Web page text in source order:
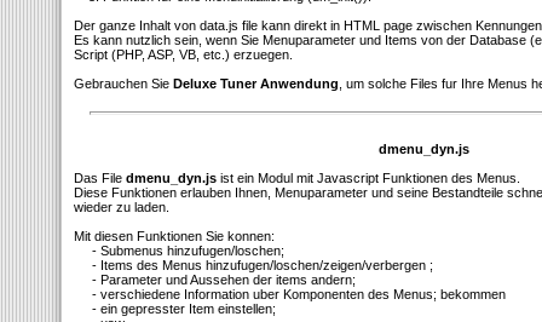
Der ganze Inhalt von data.js file kann direkt in HTML page zwischen
Es kann nutzlich sein, wenn Sie Menuparameter und Items von der Database
Script (PHP, ASP, VB, etc.) erzuegen.
Gebrauchen Sie Deluxe Tuner Anwendung , um solche Files fur Ihre Menus
dmenu_dyn.js
Das File dmenu_dyn.js ist ein Modul mit Javascript Funktionen des Menus.
Diese Funktionen erlauben Ihnen, Menuparameter und seine Bestandteile
wieder zu laden.
Mit diesen Funktionen Sie konnen:
- Submenus hinzufugen/loschen;
- Items des Menus hinzufugen/loschen/zeigen/verbergen ;
- Parameter und Aussehen der items andern;
- verschiedene Information uber Komponenten des Menus; bekommen
- ein gepresster Item einstellen;